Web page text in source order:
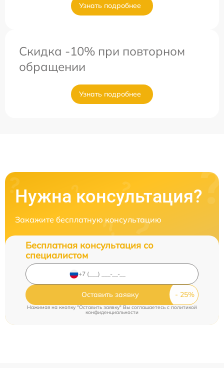
Узнать подробнее
Скидка -10% при повторном
обращении
Узнать подробнее
Нужна консультация?
Закажите бесплатную консультацию
Бесплатная консультация со
специалистом
Оставить заявку
Нажимая на кнопку "Оставить заявку" Вы соглашаетесь cполитикой
конфиденциальности